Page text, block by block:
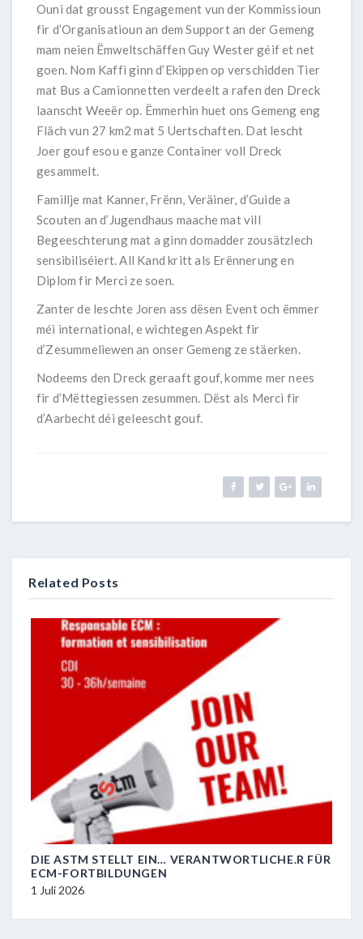
Ouni dat grousst Engagement vun der Kommissioun
fir d’Organisatioun an dem Support an der Gemeng
mam neien Ëmweltschäffen Guy Wester géif et net
goen. Nom Kaffi ginn d’Ekippen op verschidden Tier
mat Bus a Camionnetten verdeelt a rafen den Dreck
laanscht Weeër op. Ëmmerhin huet ons Gemeng eng
Fläch vun 27 km2 mat 5 Uertschaften. Dat lescht
Joer gouf esou e ganze Container voll Dreck
gesammelt.
Famillje mat Kanner, Frënn, Veräiner, d’Guide a
Scouten an d’Jugendhaus maache mat vill
Begeeschterung mat a ginn domadder zousätzlech
sensibiliséiert. All Kand kritt als Erënnerung en
Diplom fir Merci ze soen.
Zanter de leschte Joren ass dësen Event och ëmmer
méi international, e wichtegen Aspekt fir
d’Zesummeliewen an onser Gemeng ze stäerken.
Nodeems den Dreck geraaft gouf, komme mer nees
fir d’Mëttegiessen zesummen. Dëst als Merci fir
d’Aarbecht déi geleescht gouf.
Related Posts
DIE ASTM STELLT EIN… VERANTWORTLICHE.R FÜR
ECM-FORTBILDUNGEN
1 Juli 2026